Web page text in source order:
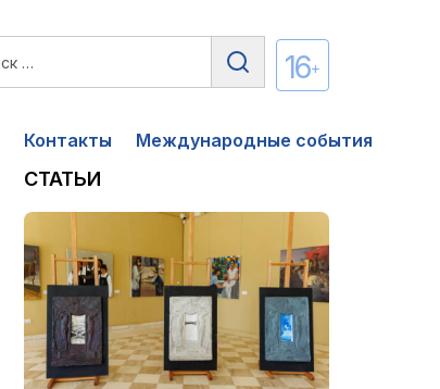
16+
Контакты
Международные события
СТАТЬИ